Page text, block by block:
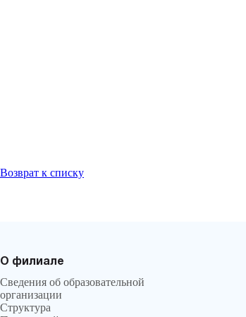
Возврат к списку
О филиале
Сведения об образовательной
организации
Структура